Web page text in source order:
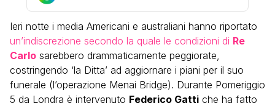
Ieri notte i media Americani e australiani hanno riportato
un’indiscrezione secondo la quale le condizioni di Re
Carlo sarebbero drammaticamente peggiorate,
costringendo ‘la Ditta’ ad aggiornare i piani per il suo
funerale (l’operazione Menai Bridge). Durante Pomeriggio
5 da Londra è intervenuto Federico Gatti che ha fatto